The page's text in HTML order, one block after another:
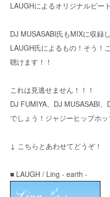
LAUGHによるオリジナルビー
DJ MUSASABI氏もMIXに収録
LAUGH氏によるもの！そう！
聴けます！！
これは見逃せません！！！
DJ FUMIYA、DJ MUSASABI
でしょう！ジャジーヒップホ
↓ こちらとあわせてどうぞ！
■ LAUGH / Ling - earth -